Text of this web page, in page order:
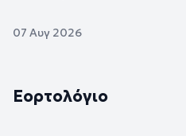
07 Αυγ 2026
Εορτολόγιο